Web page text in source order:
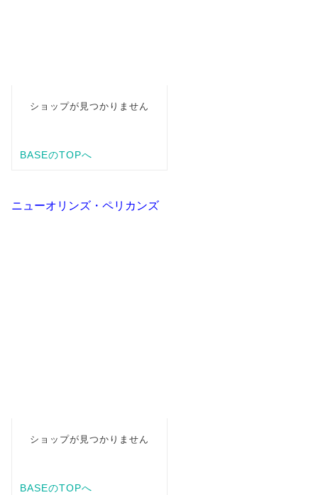
ニューオリンズ・ペリカンズ